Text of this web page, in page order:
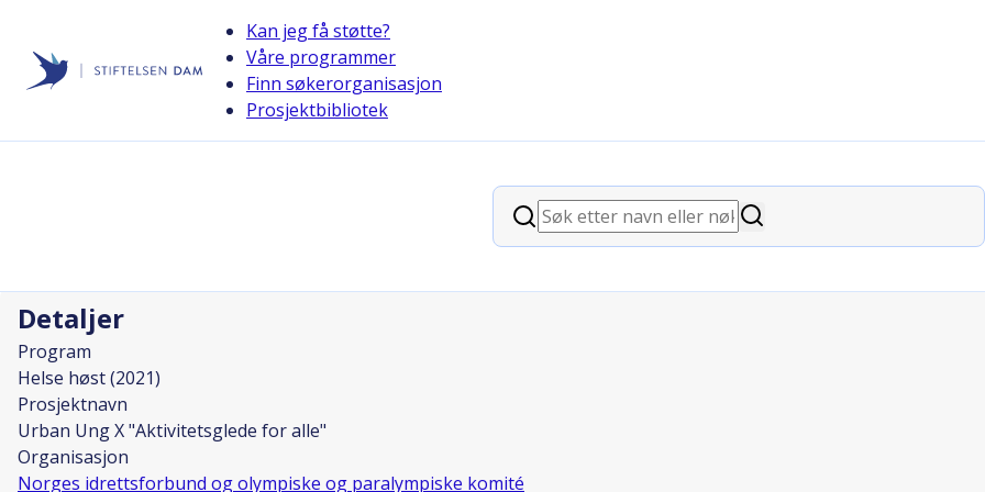
Kan jeg få støtte?
Våre programmer
Finn søkerorganisasjon
Prosjektbibliotek
Søk
Søk
Detaljer
Program
Helse høst (2021)
Prosjektnavn
Urban Ung X "Aktivitetsglede for alle"
Organisasjon
Norges idrettsforbund og olympiske og paralympiske komité